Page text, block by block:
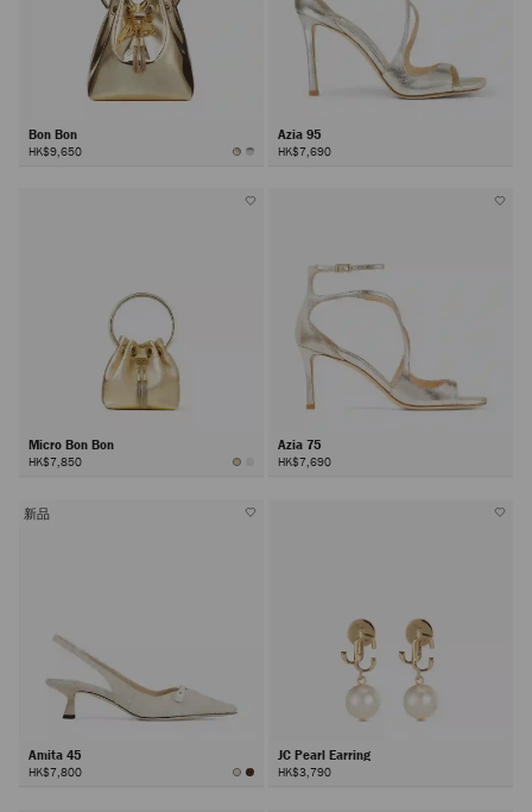
Bon Bon
HK$9,650
Azia 95
HK$7,690
Micro Bon Bon
HK$7,850
Azia 75
HK$7,690
新品
Amita 45
HK$7,800
JC Pearl Earring
HK$3,790